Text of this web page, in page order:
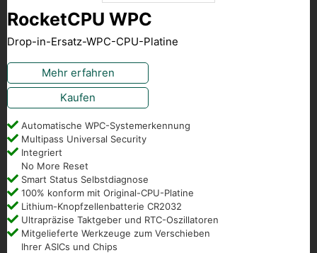
RocketCPU WPC
Drop-in-Ersatz-WPC-CPU-Platine
Mehr erfahren
Kaufen
Automatische WPC-Systemerkennung
Multipass Universal Security
Integriert
No More Reset
Smart Status Selbstdiagnose
100% konform mit Original-CPU-Platine
Lithium-Knopfzellenbatterie CR2032
Ultrapräzise Taktgeber und RTC-Oszillatoren
Mitgelieferte Werkzeuge zum Verschieben
Ihrer ASICs und Chips